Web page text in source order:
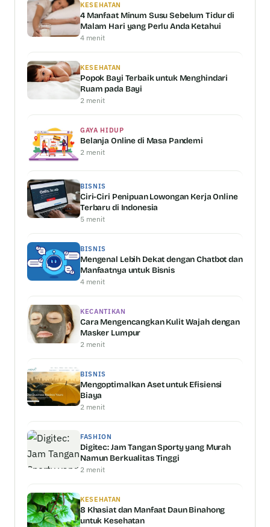
KESEHATAN
4 Manfaat Minum Susu Sebelum Tidur di
Malam Hari yang Perlu Anda Ketahui
4 menit
KESEHATAN
Popok Bayi Terbaik untuk Menghindari
Ruam pada Bayi
2 menit
GAYA HIDUP
Belanja Online di Masa Pandemi
2 menit
BISNIS
Ciri-Ciri Penipuan Lowongan Kerja Online
Terbaru di Indonesia
5 menit
BISNIS
Mengenal Lebih Dekat dengan Chatbot dan
Manfaatnya untuk Bisnis
4 menit
KECANTIKAN
Cara Mengencangkan Kulit Wajah dengan
Masker Lumpur
2 menit
BISNIS
Mengoptimalkan Aset untuk Efisiensi
Biaya
2 menit
FASHION
Digitec: Jam Tangan Sporty yang Murah
Namun Berkualitas Tinggi
2 menit
KESEHATAN
8 Khasiat dan Manfaat Daun Binahong
untuk Kesehatan